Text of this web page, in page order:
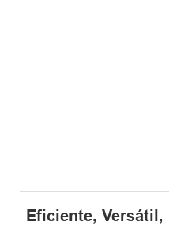
Eficiente, Versátil,